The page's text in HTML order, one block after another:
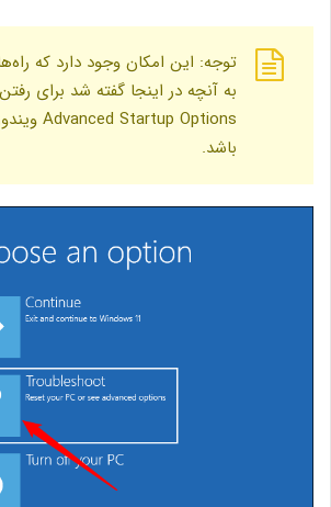
توجه: این امکان وجود دارد که
به آنچه در اینجا گفته شد برای
باشد.